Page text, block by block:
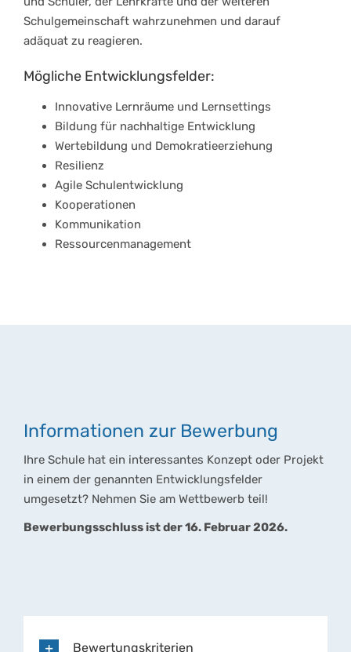
Schulgemeinschaft wahrzunehmen und darauf
adäquat zu reagieren.
Mögliche Entwicklungsfelder:
Innovative Lernräume und Lernsettings
Bildung für nachhaltige Entwicklung
Wertebildung und Demokratieerziehung
Resilienz
Agile Schulentwicklung
Kooperationen
Kommunikation
Ressourcenmanagement
Informationen zur Bewerbung
Ihre Schule hat ein interessantes Konzept oder Projekt
in einem der genannten Entwicklungsfelder
umgesetzt? Nehmen Sie am Wettbewerb teil!
Bewerbungsschluss ist der 16. Februar 2026.
Bewertungskriterien